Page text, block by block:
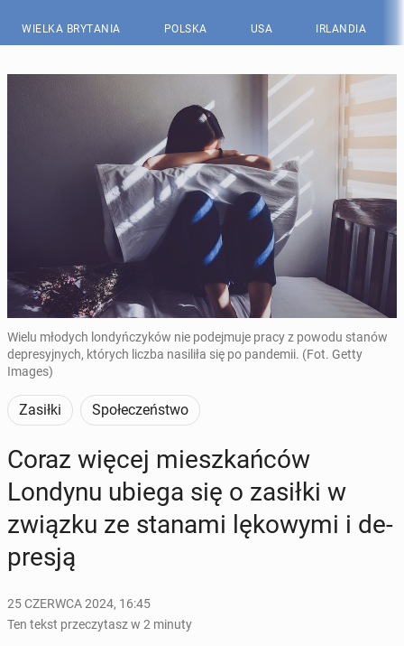
WIELKA BRYTANIA POLSKA USA IRLANDIA
Wielu młodych londyńczyków nie podejmuje pracy z powodu stanów
depresyjnych, których liczba nasiliła się po pandemii. (Fot. Getty
Images)
Zasiłki Społeczeństwo
Coraz więcej miesz­kań­ców
Londynu ubiega się o zasiłki w
związku ze stanami lę­ko­wy­mi i de­
pre­sją
25 CZERWCA 2024, 16:45
Ten tekst przeczytasz w 2 minuty